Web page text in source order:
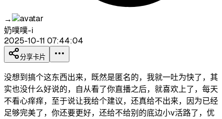
→
奶噗噗-i
2025-10-11 07:44:04
分享卡片
没想到搞个这东西出来，既然是匿名的，我就一吐为快了，其
实也没什么好说的，自从看了你直播之后，就喜欢上了，每天
不看心痒痒，至于说让我给个建议，还真给不出来，因为已经
足够完美了，你还要更好，还给不给别的底边小v活路了，优